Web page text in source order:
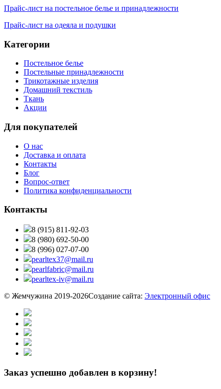
Прайс-лист на постельное белье и принадлежности
Прайс-лист на одеяла и подушки
Категории
Постельное белье
Постельные принадлежности
Трикотажные изделия
Домашний текстиль
Ткань
Акции
Для покупателей
О нас
Доставка и оплата
Контакты
Блог
Вопрос-ответ
Политика конфиденциальности
Контакты
8 (915) 811-92-03
8 (980) 692-50-00
8 (996) 027-07-00
pearltex37@mail.ru
pearlfabric@mail.ru
pearltex-iv@mail.ru
© Жемчужина 2019-2026Создание сайта: Электронный офис
Заказ успешно добавлен в корзину!